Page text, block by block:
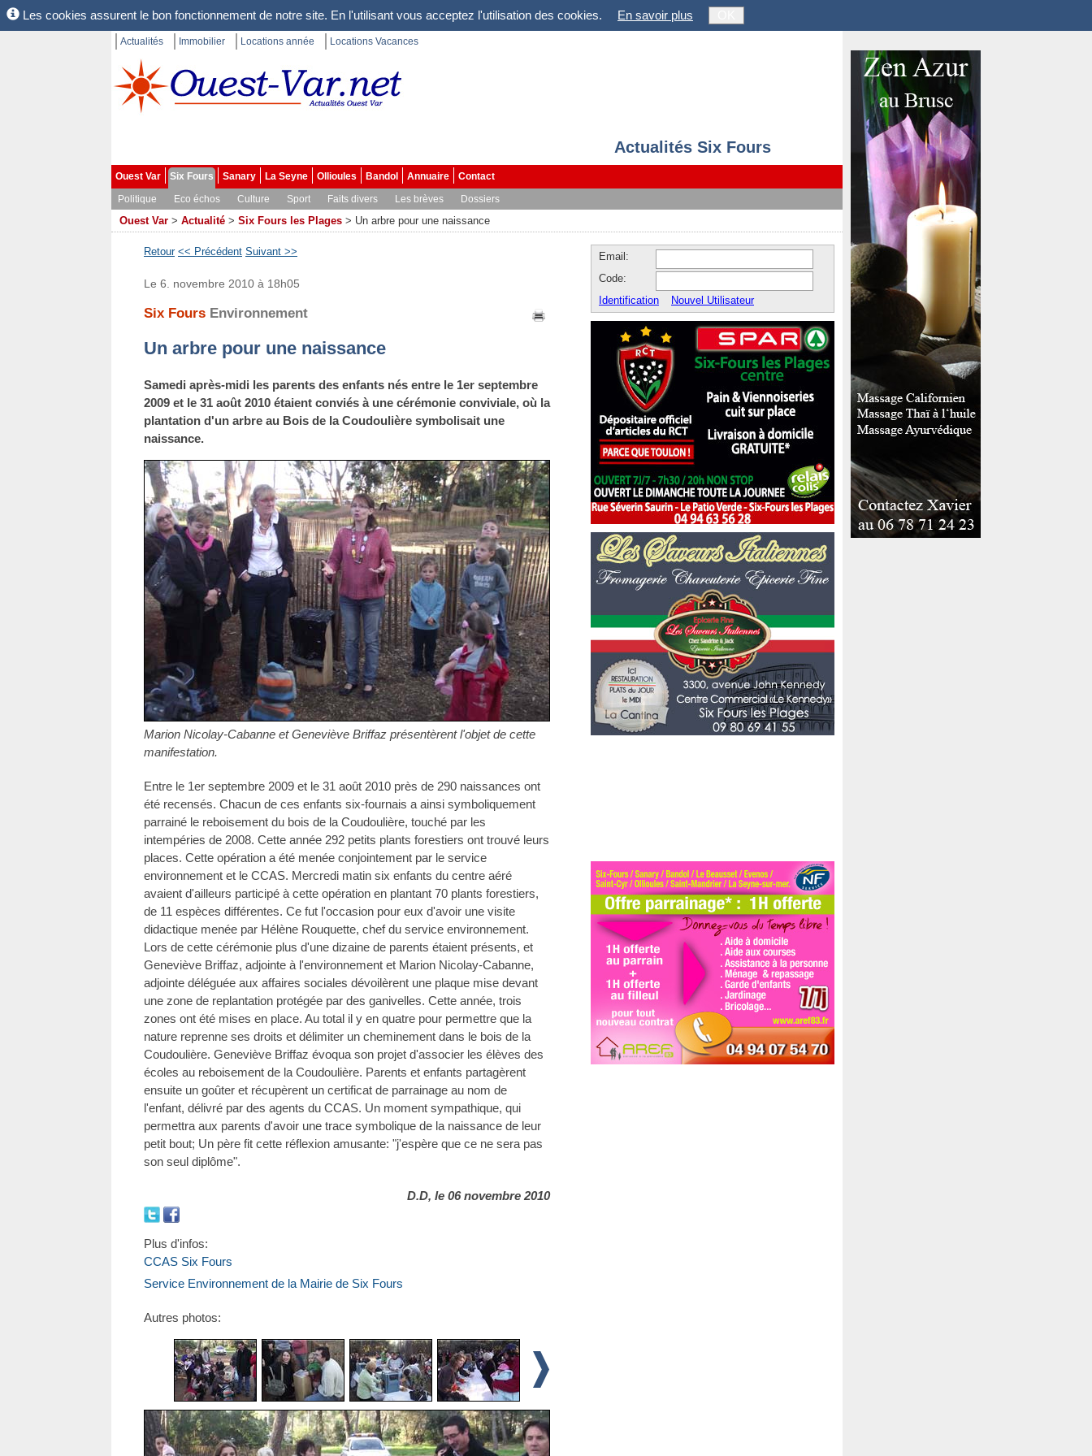
Les cookies assurent le bon fonctionnement de notre site. En l'utilisant vous acceptez l'utilisation des cookies. En savoir plus
Actualités Immobilier Locations année Locations Vacances
Actualités Six Fours
Ouest Var Six Fours Sanary La Seyne Ollioules Bandol Annuaire
Contact
Politique
Eco échos Culture Sport Faits divers Les brèves Dossiers
Ouest Var > Actualité > Six Fours les Plages > Un arbre pour une naissance
Retour << Précédent Suivant >>
Le 6. novembre 2010 à 18h05
Six Fours Environnement
Un arbre pour une naissance
Samedi après-midi les parents des enfants nés entre le 1er septembre
2009 et le 31 août 2010 étaient conviés à une cérémonie conviviale, où la
plantation d'un arbre au Bois de la Coudoulière symbolisait une
naissance.
Marion Nicolay-Cabanne et Geneviève Briffaz présentèrent l'objet de cette
manifestation.
Entre le 1er septembre 2009 et le 31 août 2010 près de 290 naissances ont
été recensés. Chacun de ces enfants six-fournais a ainsi symboliquement
parrainé le reboisement du bois de la Coudoulière, touché par les
intempéries de 2008. Cette année 292 petits plants forestiers ont trouvé leurs
places. Cette opération a été menée conjointement par le service
environnement et le CCAS. Mercredi matin six enfants du centre aéré
avaient d'ailleurs participé à cette opération en plantant 70 plants forestiers,
de 11 espèces différentes. Ce fut l'occasion pour eux d'avoir une visite
didactique menée par Hélène Rouquette, chef du service environnement.
Lors de cette cérémonie plus d'une dizaine de parents étaient présents, et
Geneviève Briffaz, adjointe à l'environnement et Marion Nicolay-Cabanne,
adjointe déléguée aux affaires sociales dévoilèrent une plaque mise devant
une zone de replantation protégée par des ganivelles. Cette année, trois
zones ont été mises en place. Au total il y en quatre pour permettre que la
nature reprenne ses droits et délimiter un cheminement dans le bois de la
Coudoulière. Geneviève Briffaz évoqua son projet d'associer les élèves des
écoles au reboisement de la Coudoulière. Parents et enfants partagèrent
ensuite un goûter et récupèrent un certificat de parrainage au nom de
l'enfant, délivré par des agents du CCAS. Un moment sympathique, qui
permettra aux parents d'avoir une trace symbolique de la naissance de leur
petit bout; Un père fit cette réflexion amusante: "j'espère que ce ne sera pas
son seul diplôme".
D.D, le 06 novembre 2010
Plus d'infos:
CCAS Six Fours
Service Environnement de la Mairie de Six Fours
Autres photos:
Email:
Code:
Identification
Nouvel Utilisateur